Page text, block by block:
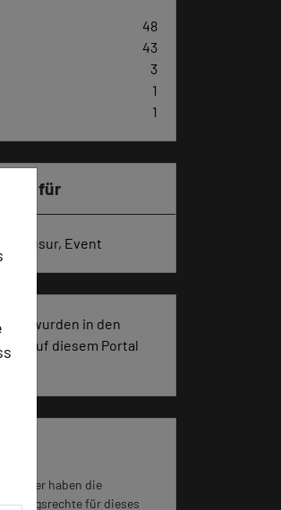
48
43
3
1
1
für
Klausur, Event
wurden in den
auf diesem Portal
Bilder haben die
für dieses